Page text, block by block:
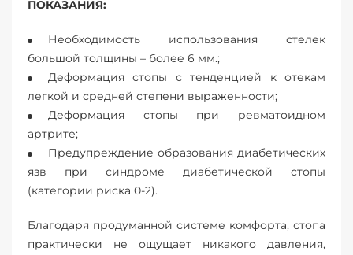
ПОКАЗАНИЯ:
Необходимость использования стелек
большой толщины – более 6 мм.;
Деформация стопы с тенденцией к отекам
легкой и средней степени выраженности;
Деформация стопы при ревматоидном
артрите;
Предупреждение образования диабетических
язв при синдроме диабетической стопы
(категории риска 0-2).
Благодаря продуманной системе комфорта, стопа
практически не ощущает никакого давления,